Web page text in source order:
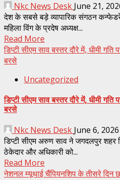
Nkc News Desk June 21,
देश के सबसे बड़े व्यापारिक संगठन
महिला विंग के प्रदेष अध्यक्ष...
Read More
डिप्टी सीएम साव बस्तर दौरे में, धीमी
बरसे
Uncategorized
डिप्टी सीएम साव बस्तर दौरे में, धीमी
बरसे
Nkc News Desk June 6, 2026
डिप्टी सीएम अरुण साव ने जगदलपुर शहर
ठेकेदार और अधिकारी को...
Read More
नेशनल म्यूथाई चैंपियनशिप के तीसरे दिन